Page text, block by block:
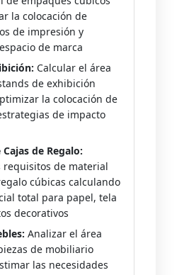
la colocación de
de impresión y
de marca
Calcular el área
de exhibición
la colocación de
de impacto
de Regalo:
requisitos de material
cúbicas calculando
total para papel, tela
decorativos
Analizar el área
de mobiliario
las necesidades